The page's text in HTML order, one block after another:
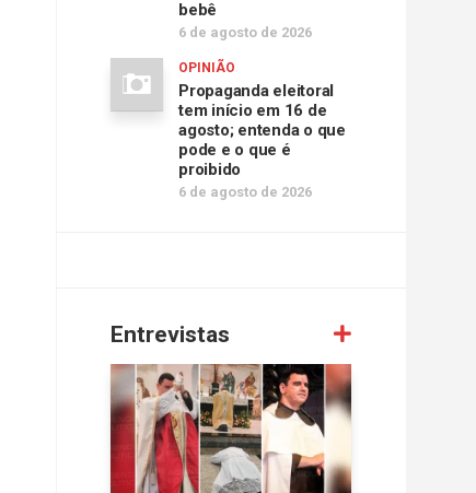
bebê
6 de agosto de 2026
OPINIÃO
Propaganda eleitoral
tem início em 16 de
agosto; entenda o que
pode e o que é
proibido
6 de agosto de 2026
Entrevistas